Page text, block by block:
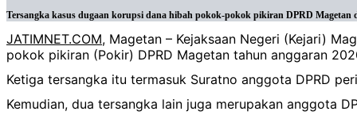
Tersangka kasus dugaan korupsi dana hibah pokok-pokok pikiran DPRD
JATIMNET.COM, Magetan – Kejaksaan Negeri (Kejari)
pokok pikiran (Pokir) DPRD Magetan tahun anggaran
Ketiga tersangka itu termasuk Suratno anggota DPRD
Kemudian, dua tersangka lain juga merupakan anggota